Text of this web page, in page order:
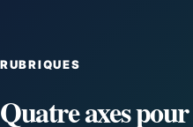
RUBRIQUES
Quatre axes